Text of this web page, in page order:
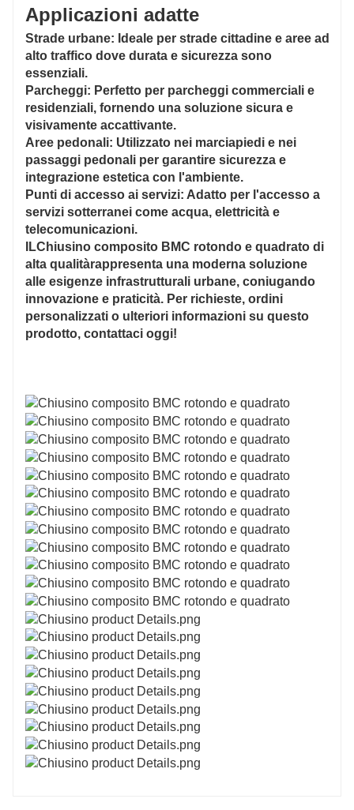
Applicazioni adatte
Strade urbane: Ideale per strade cittadine e aree ad
alto traffico dove durata e sicurezza sono
essenziali.
Parcheggi: Perfetto per parcheggi commerciali e
residenziali, fornendo una soluzione sicura e
visivamente accattivante.
Aree pedonali: Utilizzato nei marciapiedi e nei
passaggi pedonali per garantire sicurezza e
integrazione estetica con l'ambiente.
Punti di accesso ai servizi: Adatto per l'accesso a
servizi sotterranei come acqua, elettricità e
telecomunicazioni.
ILChiusino composito BMC rotondo e quadrato di
alta qualitàrappresenta una moderna soluzione
alle esigenze infrastrutturali urbane, coniugando
innovazione e praticità. Per richieste, ordini
personalizzati o ulteriori informazioni su questo
prodotto, contattaci oggi!